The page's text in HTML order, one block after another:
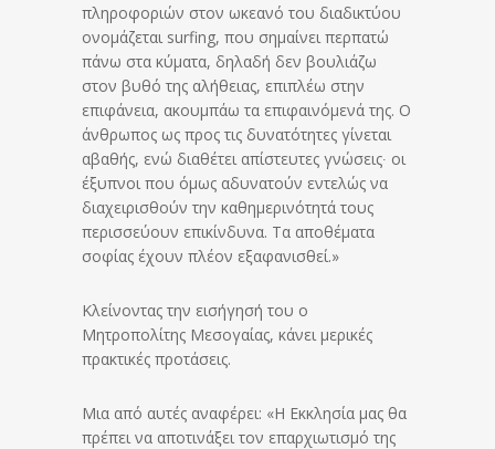
πληροφοριών στον ωκεανό του διαδικτύου
ονομάζεται surfing, που σημαίνει περπατώ
πάνω στα κύματα, δηλαδή δεν βουλιάζω
στον βυθό της αλήθειας, επιπλέω στην
επιφάνεια, ακουμπάω τα επιφαινόμενά της. Ο
άνθρωπος ως προς τις δυνατότητες γίνεται
αβαθής, ενώ διαθέτει απίστευτες γνώσεις∙ οι
έξυπνοι που όμως αδυνατούν εντελώς να
διαχειρισθούν την καθημερινότητά τους
περισσεύουν επικίνδυνα. Τα αποθέματα
σοφίας έχουν πλέον εξαφανισθεί.»
Κλείνοντας την εισήγησή του ο
Μητροπολίτης Μεσογαίας, κάνει μερικές
πρακτικές προτάσεις.
Μια από αυτές αναφέρει: «Η Εκκλησία μας θα
πρέπει να αποτινάξει τον επαρχιωτισμό της